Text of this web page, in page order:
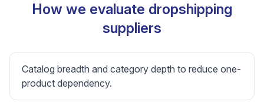
How we evaluate dropshipping
suppliers
Catalog breadth and category depth to reduce one-
product dependency.